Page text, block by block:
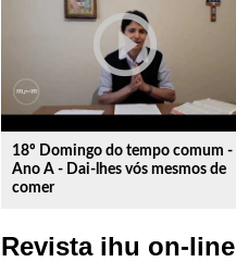
play_circle_outline
18º Domingo do tempo comum -
Ano A - Dai-lhes vós mesmos de
comer
Revista ihu on-line